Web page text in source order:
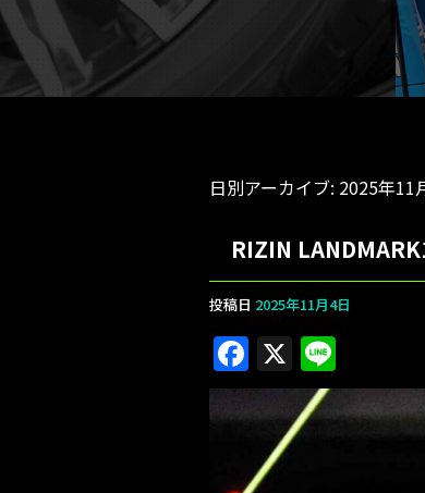
日別アーカイブ: 2025年11
RIZIN
投稿日 2025年11月4日
F
a
c
e
X
n
e